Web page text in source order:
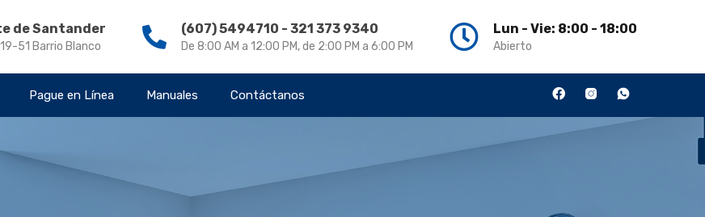
de Santander
51 Barrio Blanco
(607) 5494710 - 321 373 9340
De 8:00 AM a 12:00 PM, de 2:00 PM a 6:00 PM
Lun - Vie: 8:00 - 18:00
Abierto
Pague en Línea Manuales Contáctanos